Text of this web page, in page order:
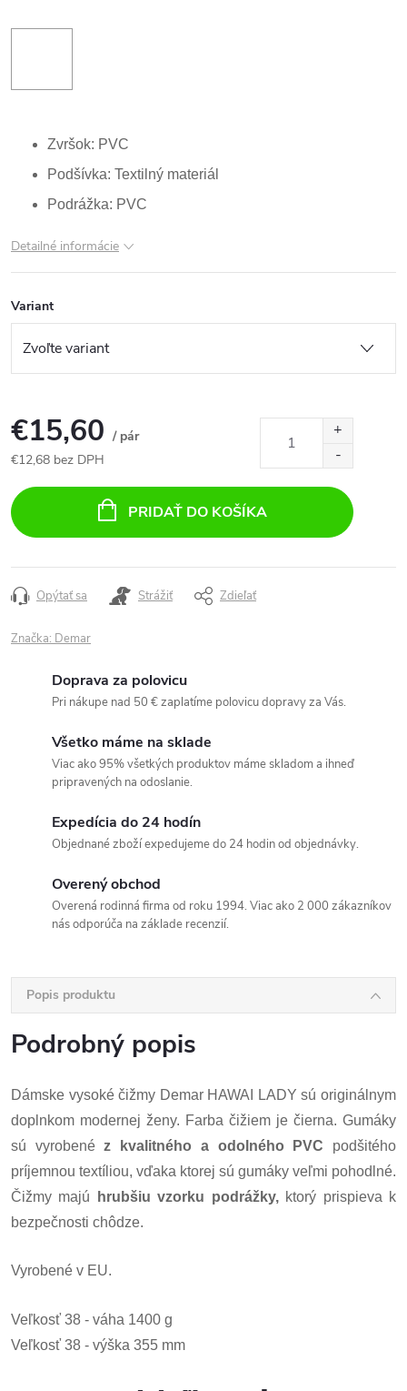
Zvršok: PVC
Podšívka: Textilný materiál
Podrážka: PVC
Detailné informácie
Variant
€15,60 / pár
€12,68 bez DPH
cena:
PRIDAŤ DO KOŠÍKA
Opýtať sa Strážiť Zdieľať
Značka: Demar
Doprava za polovicu
Pri nákupe nad 50 € zaplatíme polovicu dopravy za Vás.
Všetko máme na sklade
Viac ako 95% všetkých produktov máme skladom a ihneď
pripravených na odoslanie.
Expedícia do 24 hodín
Objednané zboží expedujeme do 24 hodin od objednávky.
Overený obchod
Overená rodinná firma od roku 1994. Viac ako 2 000 zákazníkov
nás odporúča na základe recenzií.
Popis produktu
Podrobný popis
Dámske vysoké čižmy Demar HAWAI LADY sú originálnym
doplnkom modernej ženy. Farba čižiem je čierna. Gumáky
sú vyrobenéz kvalitného a odolného PVC podšitého
príjemnou textíliou, vďaka ktorej sú gumáky veľmi pohodlné.
Čižmy majú hrubšiu vzorku podrážky,ktorý prispieva k
bezpečnosti chôdze.
Vyrobené v EU.
Veľkosť 38 - váha 1400 g
Veľkosť 38 - výška 355 mm